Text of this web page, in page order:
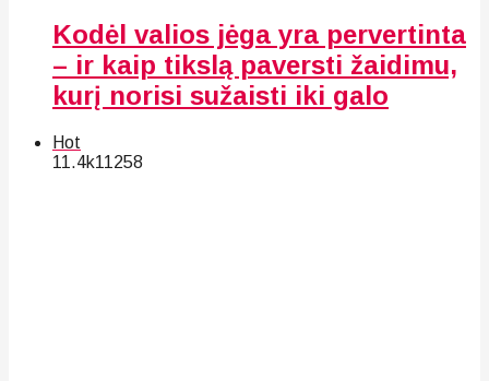
Kodėl valios jėga yra pervertinta
– ir kaip tikslą paversti žaidimu,
kurį norisi sužaisti iki galo
Hot
11.4k11258